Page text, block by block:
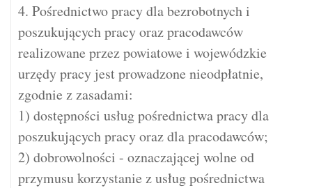
4. Pośrednictwo pracy dla bezrobotnych i
poszukujących pracy oraz pracodawców
realizowane przez powiatowe i wojewódzkie
urzędy pracy jest prowadzone nieodpłatnie,
zgodnie z zasadami:
1) dostępności usług pośrednictwa pracy dla
poszukujących pracy oraz dla pracodawców;
2) dobrowolności - oznaczającej wolne od
przymusu korzystanie z usług pośrednictwa